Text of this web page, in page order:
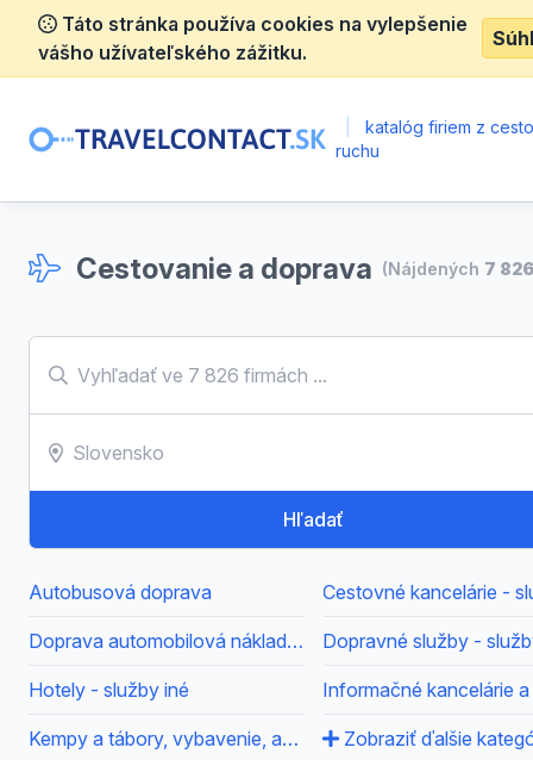
Táto stránka používa cookies na vylepšenie
vášho užívateľského zážitku.
katalóg firiem z
ruchu
Cestovanie a doprava (Nájdených 7 826
Hľadať
Autobusová doprava
Doprava automobilová nákladná - služby iné Dopravné služby -
Hotely - služby iné Informačné kancelárie
Kempy a tábory, vybavenie, apod. Zobraziť ďalšie